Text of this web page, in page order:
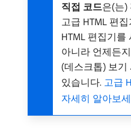
직접 코드은(는)
고급 HTML 편
HTML 편집기
아니라 언제든
(데스크톱) 보기
있습니다. 고급
자세히 알아보